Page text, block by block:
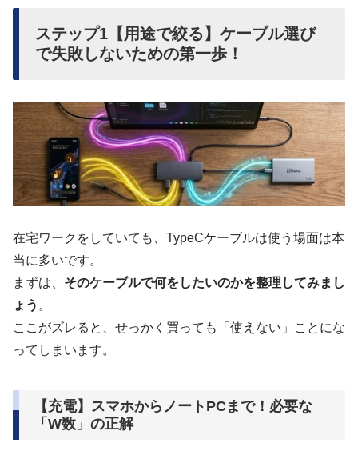
ステップ1【用途で絞る】ケーブル選び
で失敗しないための第一歩！
在宅ワークをしていても、TypeCケーブルは使う場面は本
当に多いです。
まずは、 そのケーブルで何をしたいのかを整理してみまし
ょう 。
ここがズレると、せっかく買っても「使えない」ことにな
ってしまいます。
【充電】スマホからノートPCまで！必要な
「W数」の正解